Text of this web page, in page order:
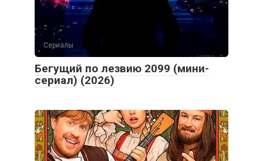
Сериалы
Бегущий по лезвию 2099 (мини-
сериал) (2026)